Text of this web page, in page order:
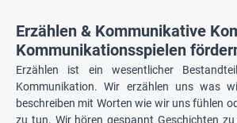
Erzählen & Kommunikative
Kommunikationsspielen
Erzählen ist ein wesentlicher
Kommunikation. Wir erzählen uns was
beschreiben mit Worten wie wir uns fühlen
zu tun. Wir hören gespannt Geschichten